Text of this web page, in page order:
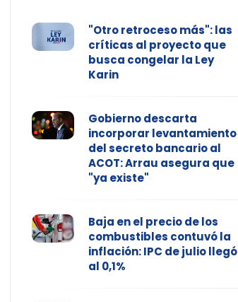
"Otro retroceso más": las
críticas al proyecto que
busca congelar la Ley
Karin
Gobierno descarta
incorporar levantamiento
del secreto bancario al
ACOT: Arrau asegura que
"ya existe"
Baja en el precio de los
combustibles contuvó la
inflación: IPC de julio llegó
al 0,1%